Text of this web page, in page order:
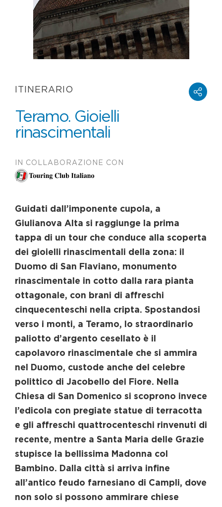
ITINERARIO
Teramo. Gioielli
rinascimentali
IN COLLABORAZIONE CON
Guidati dall’imponente cupola, a
Giulianova Alta si raggiunge la prima
tappa di un tour che conduce alla scoperta
dei gioielli rinascimentali della zona: il
Duomo di San Flaviano, monumento
rinascimentale in cotto dalla rara pianta
ottagonale, con brani di affreschi
cinquecenteschi nella cripta. Spostandosi
verso i monti, a Teramo, lo straordinario
paliotto d’argento cesellato è il
capolavoro rinascimentale che si ammira
nel Duomo, custode anche del celebre
polittico di Jacobello del Fiore. Nella
Chiesa di San Domenico si scoprono invece
l’edicola con pregiate statue di terracotta
e gli affreschi quattrocenteschi rinvenuti di
recente, mentre a Santa Maria delle Grazie
stupisce la bellissima Madonna col
Bambino. Dalla città si arriva infine
all’antico feudo farnesiano di Campli, dove
non solo si possono ammirare chiese